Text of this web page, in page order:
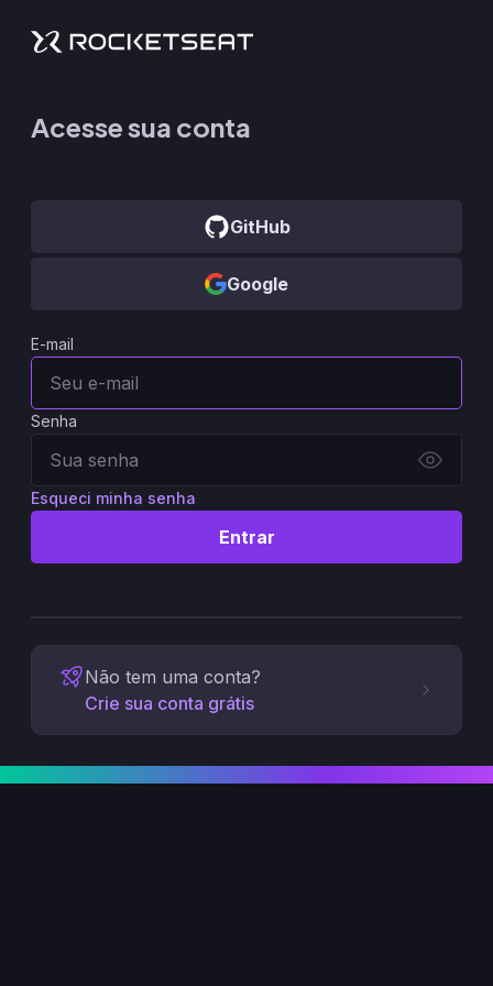
Acesse sua conta
GitHub
Google
E-mail
Senha
Esqueci minha senha
Entrar
Não tem uma conta?
Crie sua conta grátis